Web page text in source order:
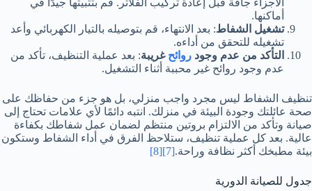
أماكنها.
تشغيل الشفاط: بعد الانتهاء، قم بتوصيله بالتيار الكهربائي وأعد
تشغيله للتحقق من أداءه.
التأكد من عدم وجود روائح غريبة: بعد عملية التنظيف، تأكد من
عدم وجود روائح غير محببة أثناء التشغيل.
تنظيف الشفاط ليس مجرد واجب منزلي، بل هو جزء من حفاظك على
صحة عائلتك وجودة البيئة في منزلك. انتبه دائمًا لأي علامات تحتاج إلى
صيانة وتأكد من الالتزام بروتين منتظم لضمان عمل شفاطك بكفاءة
عالية. بعد كل عملية تنظيف، ستلاحظ الفرق في أداء الشفاط وستكون
بيئة مطبخك أكثر نظافة وراحة.[7]
[8]
جدول للصيانة الدورية